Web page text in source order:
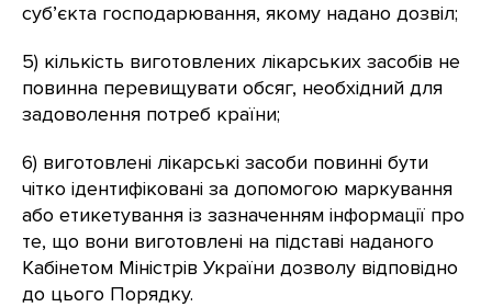
суб’єкта господарювання, якому надано дозвіл;
5) кількість виготовлених лікарських засобів не
повинна перевищувати обсяг, необхідний для
задоволення потреб країни;
6) виготовлені лікарські засоби повинні бути
чітко ідентифіковані за допомогою маркування
або етикетування із зазначенням інформації про
те, що вони виготовлені на підставі наданого
Кабінетом Міністрів України дозволу відповідно
до цього Порядку.